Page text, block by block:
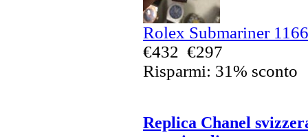
Rolex Submariner
€432 €297
Risparmi: 31% sconto
Replica Chanel